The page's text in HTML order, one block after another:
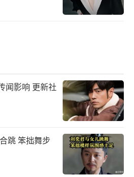
下，她希望能找到与年轻
式，于是她想到了电
香港特别厉害的是什么，
港电影。香港电影有很多
你让我列举香港经典影片
完，再加上香港电影人拍
始终闪耀着，比如杨紫
影响 更新社
跳 笨拙舞步